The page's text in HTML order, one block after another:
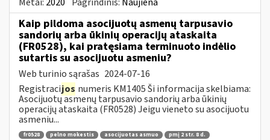
Kaip pildoma asocijuotų asmenų tarpusavio
sandorių arba ūkinių operacijų ataskaita
(FR0528), kai pratęsiama terminuoto indėlio
sutartis su asocijuotu asmeniu?
Web turinio sąrašas 2024-07-16
Registracijos numeris KM1405 Ši informacija skelbiama:
Asocijuotų asmenų tarpusavio sandorių arba ūkinių
operacijų ataskaita (FR0528) Jeigu vieneto su asocijuotu
asmeniu...
fr0528 pelno mokestis asocijuotas asmuo
pmį 2 str. 8 d.